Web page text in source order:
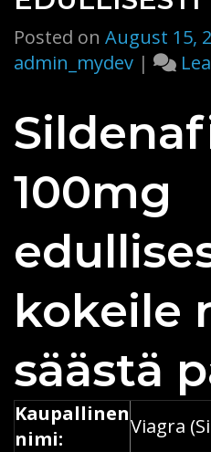
Posted on August 15,
admin_mydev |
100mg
kokeile
säästä
Kaupallinen
nimi:
Viagra